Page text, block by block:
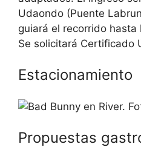
Udaondo (Puente
guiará el recorrido
Se solicitará Certificado
Estacionamiento
Propuestas